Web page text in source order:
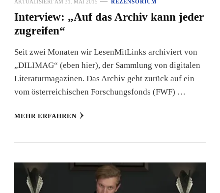
AKTUALISIERT AM 31. MAI 2015 REZENSORIUM
Interview: „Auf das Archiv kann jeder
zugreifen“
Seit zwei Monaten wir LesenMitLinks archiviert von
„DILIMAG“ (eben hier), der Sammlung von digitalen
Literaturmagazinen. Das Archiv geht zurück auf ein
vom österreichischen Forschungsfonds (FWF) …
MEHR ERFAHREN